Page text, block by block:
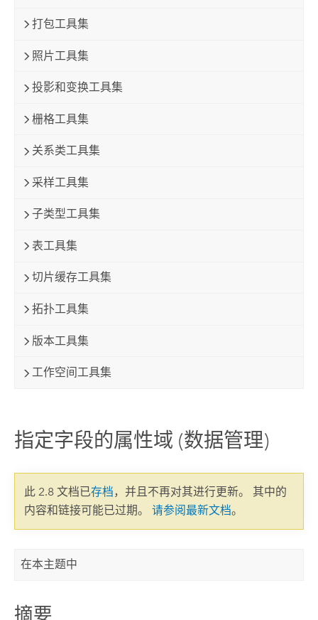
打包工具集
照片工具集
投影和变换工具集
栅格工具集
关系类工具集
采样工具集
子类型工具集
表工具集
切片缓存工具集
拓扑工具集
版本工具集
工作空间工具集
指定字段的属性域 (数据管理)
此 2.8 文档已存档，并且不再对其进行更新。 其中的
内容和链接可能已过期。 请参阅最新文档。
在本主题中
摘要